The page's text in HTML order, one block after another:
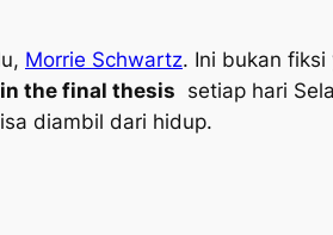
Morrie Schwartz. Ini bukan fiksi
the final thesis setiap hari
diambil dari hidup.